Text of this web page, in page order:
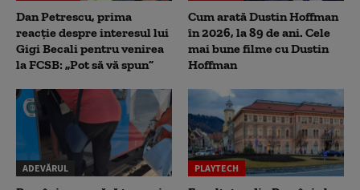
Dan Petrescu, prima
reacție despre interesul lui
Gigi Becali pentru venirea
la FCSB: „Pot să vă spun”
Cum arată Dustin Hoffman
în 2026, la 89 de ani. Cele
mai bune filme cu Dustin
Hoffman
ADEVĂRUL PLAYTECH